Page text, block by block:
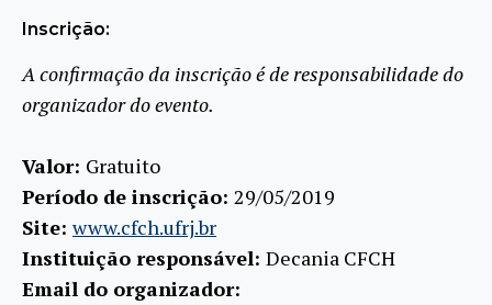
Inscrição:
A confirmação da inscrição é de responsabilidade do
organizador do evento.
Valor: Gratuito
Período de inscrição: 29/05/2019
Site:www.cfch.ufrj.br
Instituição responsável: Decania CFCH
Email do organizador: